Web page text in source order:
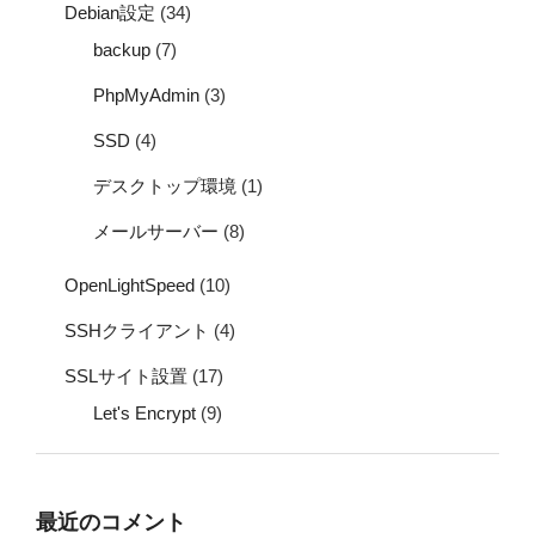
Debian設定 (34)
backup (7)
PhpMyAdmin (3)
SSD (4)
デスクトップ環境 (1)
メールサーバー (8)
OpenLightSpeed (10)
SSHクライアント (4)
SSLサイト設置 (17)
Let's Encrypt (9)
最近のコメント